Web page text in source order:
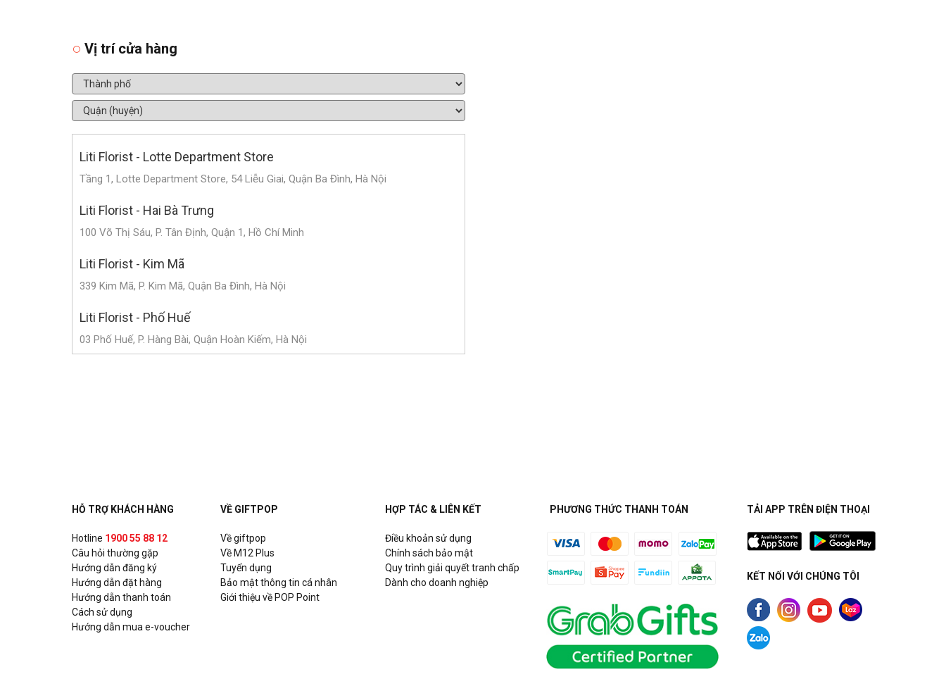
Vị trí cửa hàng
Liti Florist - Lotte Department Store
Tầng 1, Lotte Department Store, 54 Liễu Giai, Quận Ba Đình, Hà Nội
Liti Florist - Hai Bà Trưng
100 Võ Thị Sáu, P. Tân Định, Quận 1, Hồ Chí Minh
Liti Florist - Kim Mã
339 Kim Mã, P. Kim Mã, Quận Ba Đình, Hà Nội
Liti Florist - Phố Huế
03 Phố Huế, P. Hàng Bài, Quận Hoàn Kiếm, Hà Nội
HỖ TRỢ KHÁCH HÀNG
Hotline 1900 55 88 12
Câu hỏi thường gặp
Hướng dẫn đăng ký
Hướng dẫn đặt hàng
Hướng dẫn thanh toán
Cách sử dụng
Hướng dẫn mua e-voucher
VỀ GIFTPOP
Về giftpop
Về M12 Plus
Tuyển dụng
Bảo mật thông tin cá nhân
Giới thiệu về POP Point
HỢP TÁC & LIÊN KẾT
Điều khoản sử dụng
Chính sách bảo mật
Quy trình giải quyết tranh chấp
Dành cho doanh nghiệp
PHƯƠNG THỨC THANH TOÁN TẢI APP TRÊN ĐIỆN THOẠI
KẾT NỐI VỚI CHÚNG TÔI